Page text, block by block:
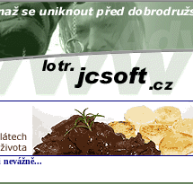
nevážně...